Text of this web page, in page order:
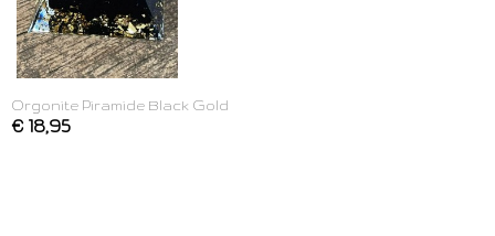
Orgonite Piramide Black Gold
€ 18,95